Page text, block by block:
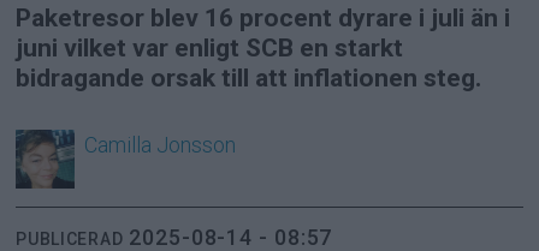
Paketresor blev 16 procent dyrare i juli än i
juni vilket var enligt SCB en starkt
bidragande orsak till att inflationen steg.
Camilla Jonsson
PUBLICERAD 2025-08-14 - 08:57